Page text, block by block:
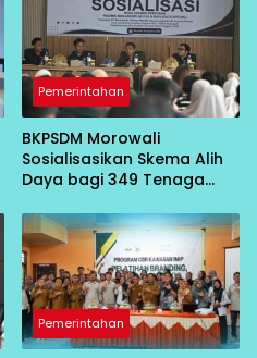
Pemerintahan
BKPSDM Morowali
Sosialisasikan Skema Alih
Daya bagi 349 Tenaga
Pemerintahan